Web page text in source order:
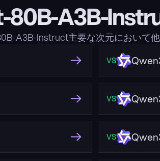
A3B-
A3B-Instruct主要な次元において
VS
VS
VS